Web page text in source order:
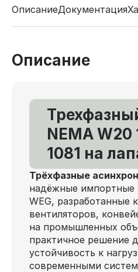
ОписаниеДокументация
Описание
NEMA W20
1081 на
Трёхфазные
надёжные импортные
WEG, разработанные
вентиляторов,
на промышленных
практичное решение
устойчивость к
современными